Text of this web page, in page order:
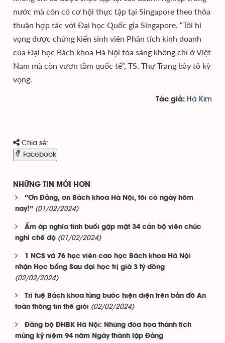
nước mà còn có cơ hội thực tập tại Singapore theo thỏa
thuận hợp tác với Đại học Quốc gia Singapore. “Tôi hi
vọng được chứng kiến sinh viên Phân tích kinh doanh
của Đại học Bách khoa Hà Nội tỏa sáng không chỉ ở Việt
Nam mà còn vươn tầm quốc tế”, TS. Thư Trang bày tỏ kỳ
vọng.
Tác giả: Hà Kim
Chia sẻ:
Facebook
NHỮNG TIN MỚI HƠN
“Ơn Đảng, ơn Bách khoa Hà Nội, tôi có ngày hôm
nay!” (01/02/2024)
Ấm áp nghĩa tình buổi gặp mặt 34 cán bộ viên chức
nghỉ chế độ (01/02/2024)
1 NCS và 76 học viên cao học Bách khoa Hà Nội
nhận Học bổng Sau đại học trị giá 3 tỷ đồng
(02/02/2024)
Trí tuệ Bách khoa từng bước hiện diện trên bản đồ An
toàn thông tin thế giới (02/02/2024)
Đảng bộ ĐHBK Hà Nội: Những đóa hoa thành tích
mừng kỷ niệm 94 năm Ngày thành lập Đảng